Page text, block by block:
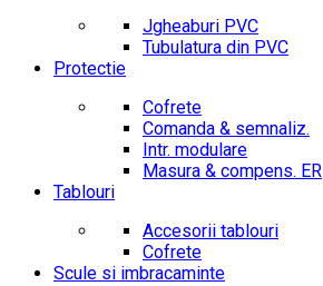
Jgheaburi PVC
Tubulatura din PVC
Protectie
Cofrete
Comanda & semnaliz.
Intr. modulare
Masura & compens. ER
Tablouri
Accesorii tablouri
Cofrete
Scule si imbracaminte